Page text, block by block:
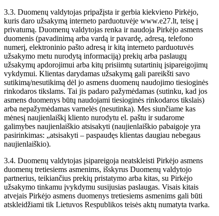
3.3. Duomenų valdytojas pripažįsta ir gerbia kiekvieno Pirkėjo,
kuris daro užsakymą interneto parduotuvėje www.e27.lt, teisę į
privatumą. Duomenų valdytojas renka ir naudoja Pirkėjo asmens
duomenis (pavadinimą arba vardą ir pavardę, adresą, telefono
numerį, elektroninio pašto adresą ir kitą interneto parduotuvės
užsakymo metu nurodytą informaciją) prekių arba paslaugų
užsakymų apdorojimui arba kitų prisiimtų sutartinių įsipareigojimų
vykdymui. Klientas darydamas užsakymą gali pareikšti savo
sutikimą/nesutikimą dėl jo asmens duomenų naudojimo tiesioginės
rinkodaros tikslams. Tai jis padaro pažymėdamas (sutinku, kad jos
asmens duomenys būtų naudojami tiesioginės rinkodaros tikslais)
arba nepažymėdamas varnelės (nesutinka). Mes siunčiame kas
mėnesį naujienlaiškį kliento nurodytu el. paštu ir sudarome
galimybes naujienlaiškio atsisakyti (naujienlaiškio pabaigoje yra
pasirinkimas: „atsisakyti – paspaudęs klientas daugiau nebegaus
naujienlaiškio).
3.4. Duomenų valdytojas įsipareigoja neatskleisti Pirkėjo asmens
duomenų tretiesiems asmenims, išskyrus Duomenų valdytojo
partnerius, teikiančius prekių pristatymo arba kitas, su Pirkėjo
užsakymo tinkamu įvykdymu susijusias paslaugas. Visais kitais
atvejais Pirkėjo asmens duomenys tretiesiems asmenims gali būti
atskleidžiami tik Lietuvos Respublikos teisės aktų numatyta tvarka.